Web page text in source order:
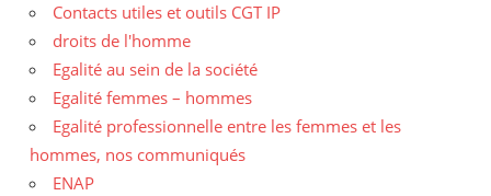
Contacts utiles et outils CGT IP
droits de l'homme
Egalité au sein de la société
Egalité femmes – hommes
Egalité professionnelle entre les femmes et les
hommes, nos communiqués
ENAP